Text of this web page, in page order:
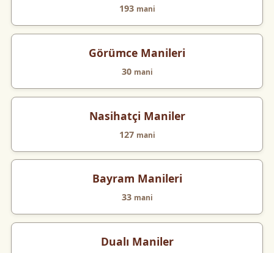
193 mani
Görümce Manileri
30 mani
Nasihatçi Maniler
127 mani
Bayram Manileri
33 mani
Dualı Maniler